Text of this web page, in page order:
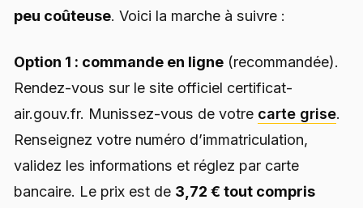
peu coûteuse. Voici la marche à suivre :
Option 1 : commande en ligne (recommandée).
Rendez-vous sur le site officiel certificat-
air.gouv.fr. Munissez-vous de votre carte grise.
Renseignez votre numéro d’immatriculation,
validez les informations et réglez par carte
bancaire. Le prix est de 3,72 € tout compris